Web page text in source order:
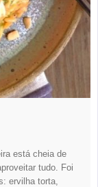
está cheia de
tudo. Foi
ervilha torta,